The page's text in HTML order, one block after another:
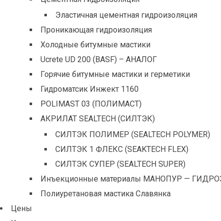
Эластичная цементная гидроизоляция
Проникающая гидроизоляция
Холодные битумные мастики
Ucrete UD 200 (BASF) – АНАЛОГ
Горячие битумные мастики и герметики
Гидроматсик Инжект 1160
POLIMAST 03 (ПОЛИМАСТ)
АКРИЛАТ SEALTECH (СИЛТЭК)
СИЛТЭК ПОЛИМЕР (SEALTECH POLYMER)
СИЛТЭК 1 ФЛЕКС (SEAKTECH FLEX)
СИЛТЭК СУПЕР (SEALTECH SUPER)
Инъекционные материалы МАНОПУР —
Полиуретановая мастика Славянка
Цены